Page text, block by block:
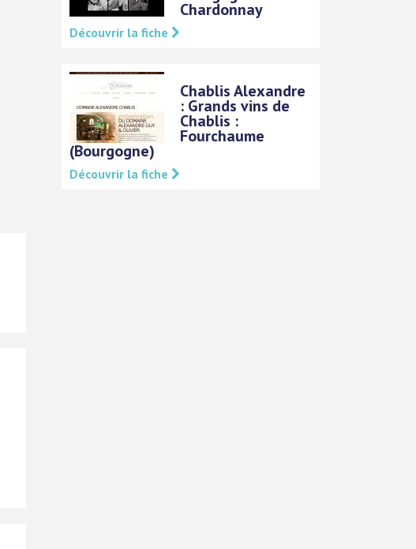
Chardonnay
Découvrir la fiche
Chablis Alexandre
: Grands vins de
Chablis :
Fourchaume
(Bourgogne)
Découvrir la fiche